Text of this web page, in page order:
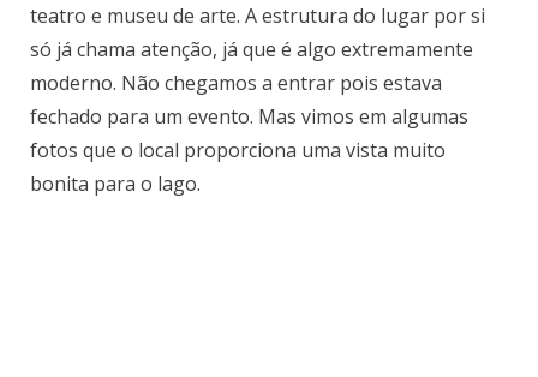
teatro e museu de arte. A estrutura do lugar por si
só já chama atenção, já que é algo extremamente
moderno. Não chegamos a entrar pois estava
fechado para um evento. Mas vimos em algumas
fotos que o local proporciona uma vista muito
bonita para o lago.